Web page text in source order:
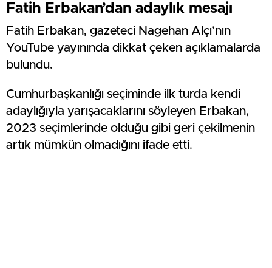
Fatih Erbakan’dan adaylık mesajı
Fatih Erbakan, gazeteci Nagehan Alçı’nın
YouTube yayınında dikkat çeken açıklamalarda
bulundu.
Cumhurbaşkanlığı seçiminde ilk turda kendi
adaylığıyla yarışacaklarını söyleyen Erbakan,
2023 seçimlerinde olduğu gibi geri çekilmenin
artık mümkün olmadığını ifade etti.